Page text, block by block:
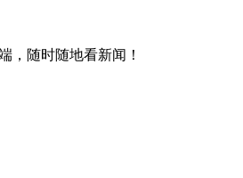
，随时随地看新闻！